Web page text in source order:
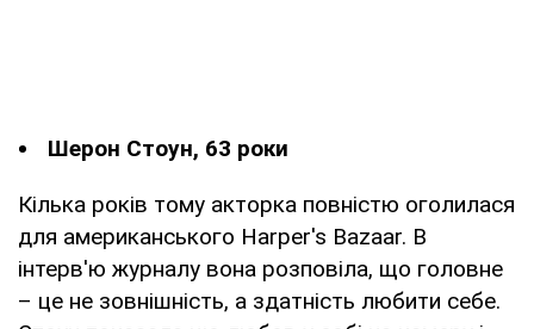
Шерон Стоун, 63 роки
Кілька років тому акторка повністю оголилася
для американського Harper's Bazaar. В
інтерв'ю журналу вона розповіла, що головне
– це не зовнішність, а здатність любити себе.